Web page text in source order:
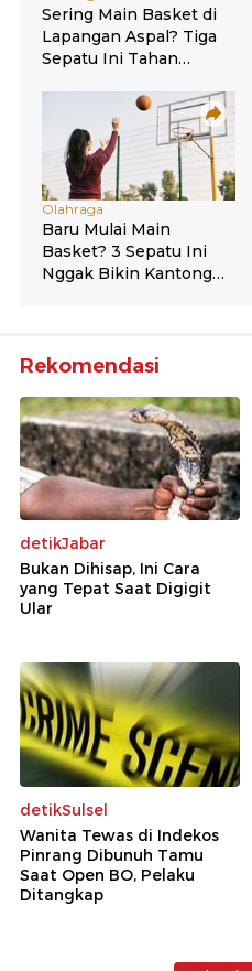
Rekomendasi
detikJabar
Bukan Dihisap, Ini Cara
yang Tepat Saat Digigit
Ular
detikSulsel
Wanita Tewas di Indekos
Pinrang Dibunuh Tamu
Saat Open BO, Pelaku
Ditangkap